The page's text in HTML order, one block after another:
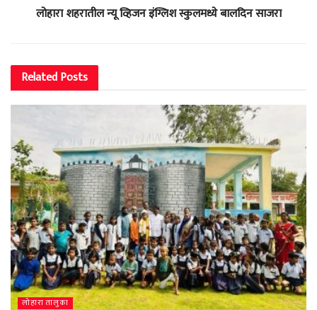
लोहारा शहरातील न्यू व्हिजन इंग्लिश स्कुलमध्ये बालदिन साजरा
RelatedPosts
लोहारा तालुका